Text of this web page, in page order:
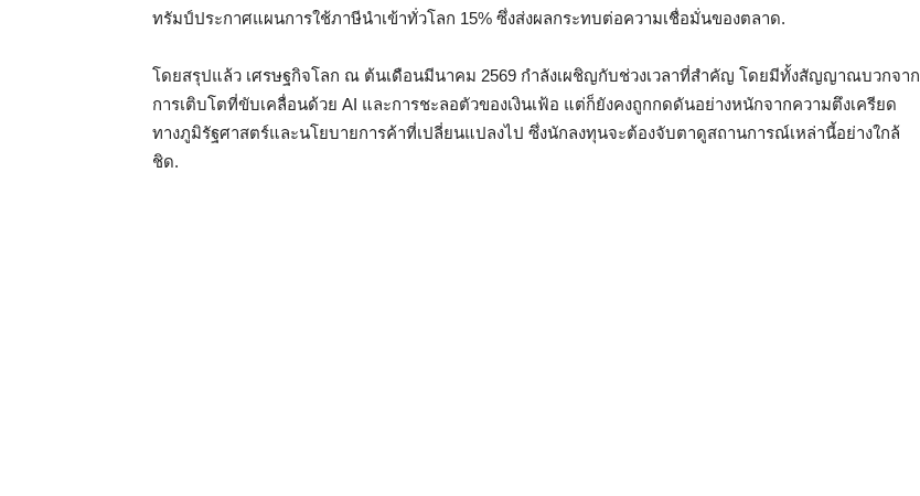
ทรัมป์ประกาศแผนการใช้ภาษีนำเข้าทั่วโลก 15% ซึ่งส่งผลกระทบต่อความเชื่อมั่นของตลาด.
โดยสรุปแล้ว เศรษฐกิจโลก ณ ต้นเดือนมีนาคม 2569 กำลังเผชิญกับช่วงเวลาที่สำคัญ โดยมีทั้งสัญญาณบวกจาก
การเติบโตที่ขับเคลื่อนด้วย AI และการชะลอตัวของเงินเฟ้อ แต่ก็ยังคงถูกกดดันอย่างหนักจากความตึงเครียด
ทางภูมิรัฐศาสตร์และนโยบายการค้าที่เปลี่ยนแปลงไป ซึ่งนักลงทุนจะต้องจับตาดูสถานการณ์เหล่านี้อย่างใกล้
ชิด.